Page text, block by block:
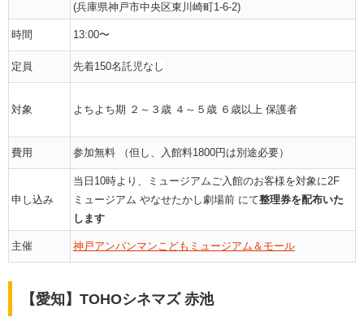
(兵庫県神戸市中央区東川崎町1-6-2)
時間 13:00〜
定員 先着150名託児なし
対象 よちよち期 ２～３歳 ４～５歳 ６歳以上 保護者
費用 参加無料 （但し、入館料1800円は別途必要）
申し込み
当日10時より、ミュージアムご入館のお客様を対象に2F
ミュージアム やなせたかし劇場前 にて整理券を配布いた
します
主催 神戸アンパンマンこどもミュージアム＆モール
【愛知】TOHOシネマズ 赤池